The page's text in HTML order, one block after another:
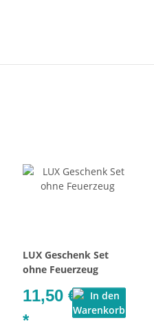
LUX Geschenk Set
ohne Feuerzeug
11,50 €
*